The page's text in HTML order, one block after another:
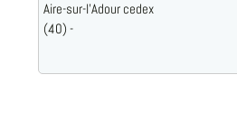
Aire-sur-l'Adour cedex
(40) -